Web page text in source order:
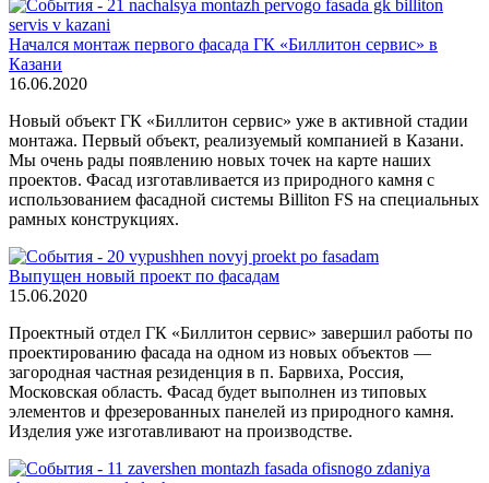
Начался монтаж первого фасада ГК «Биллитон сервис» в
Казани
16.06.2020
Новый объект ГК «Биллитон сервис» уже в активной стадии
монтажа. Первый объект, реализуемый компанией в Казани.
Мы очень рады появлению новых точек на карте наших
проектов. Фасад изготавливается из природного камня с
использованием фасадной системы Billiton FS на специальных
рамных конструкциях.
Выпущен новый проект по фасадам
15.06.2020
Проектный отдел ГК «Биллитон сервис» завершил работы по
проектированию фасада на одном из новых объектов —
загородная частная резиденция в п. Барвиха, Россия,
Московская область. Фасад будет выполнен из типовых
элементов и фрезерованных панелей из природного камня.
Изделия уже изготавливают на производстве.